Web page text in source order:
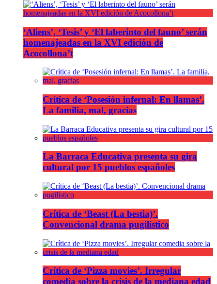
‘Aliens’, ‘Tesis’ y ‘El laberinto del fauno’ serán
homenajeadas en la XVI edición de
Acocollona’t
Crítica de ‘Posesión infernal: En llamas’.
La familia, mal, gracias
La Barraca Educativa presenta su gira
cultural por 15 pueblos españoles
Crítica de ‘Beast (La bestia)’.
Convencional drama pugilístico
Crítica de ‘Pizza movies’. Irregular
comedia sobre la crisis de la mediana edad